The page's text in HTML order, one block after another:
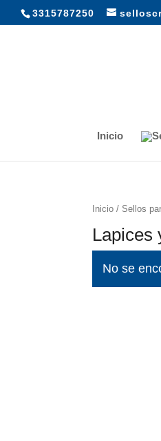
3315787250
Inicio
Inicio / Sellos
Lapices
No se